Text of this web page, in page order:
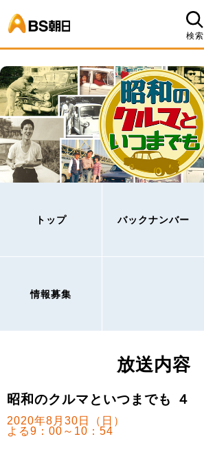
検索
トップ バックナンバー
情報募集
放送内容
昭和のクルマといつまでも ４
2020年8月30日（日）
よる9：00～10：54